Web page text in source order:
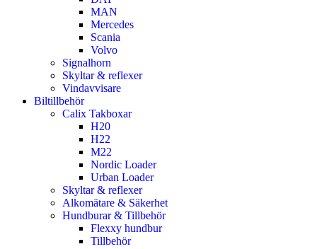
MAN
Mercedes
Scania
Volvo
Signalhorn
Skyltar & reflexer
Vindavvisare
Biltillbehör
Calix Takboxar
H20
H22
M22
Nordic Loader
Urban Loader
Skyltar & reflexer
Alkomätare & Säkerhet
Hundburar & Tillbehör
Flexxy hundbur
Tillbehör